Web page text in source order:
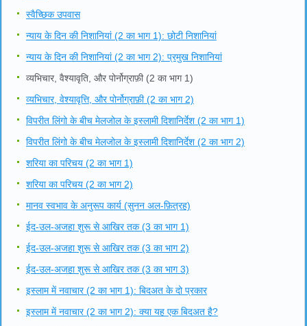
स्वैच्छिक उपवास
न्याय के दिन की निशानियां (2 का भाग 1): छोटी निशानियां
न्याय के दिन की निशानियां (2 का भाग 2): प्रमुख निशानियां
व्यभिचार, वैश्यावृति, और पोर्नोग्राफ़ी (2 का भाग 1)
व्यभिचार, वेश्यावृत्ति, और पोर्नोग्राफ़ी (2 का भाग 2)
विपरीत लिंगो के बीच मेलजोल के इस्लामी दिशानिर्देश (2 का भाग 1)
विपरीत लिंगो के बीच मेलजोल के इस्लामी दिशानिर्देश (2 का भाग 2)
शरिया का परिचय (2 का भाग 1)
शरिया का परिचय (2 का भाग 2)
मानव स्वभाव के अनुरूप कार्य (सुनन अल-फ़ित्रह)
ईद-उल-अजहा शुरू से आखिर तक (3 का भाग 1)
ईद-उल-अजहा शुरू से आखिर तक (3 का भाग 2)
ईद-उल-अजहा शुरू से आखिर तक (3 का भाग 3)
इस्लाम में नवाचार (2 का भाग 1): बिदअत के दो प्रकार
इस्लाम में नवाचार (2 का भाग 2): क्या यह एक बिदअत है?